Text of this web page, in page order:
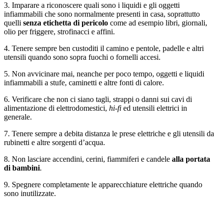
3. Imparare a riconoscere quali sono i liquidi e gli oggetti
infiammabili che sono normalmente presenti in casa, soprattutto
quelli senza etichetta di pericolo come ad esempio libri, giornali,
olio per friggere, strofinacci e affini.
4. Tenere sempre ben custoditi il camino e pentole, padelle e altri
utensili quando sono sopra fuochi o fornelli accesi.
5. Non avvicinare mai, neanche per poco tempo, oggetti e liquidi
infiammabili a stufe, caminetti e altre fonti di calore.
6. Verificare che non ci siano tagli, strappi o danni sui cavi di
alimentazione di elettrodomestici, hi-fi ed utensili elettrici in
generale.
7. Tenere sempre a debita distanza le prese elettriche e gli utensili da
rubinetti e altre sorgenti d’acqua.
8. Non lasciare accendini, cerini, fiammiferi e candele alla portata
di bambini.
9. Spegnere completamente le apparecchiature elettriche quando
sono inutilizzate.